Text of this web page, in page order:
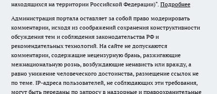
находящихся на территории Российской Федерации)". Подробнее
Администрация портала оставляет за собой право модерировать
комментарии, исходя из соображений сохранения конструктивности
обсуждения тем и соблюдения законодательства РФ и
рекомендательных технологий. На сайте не допускаются
комментарии, содержащие нецензурную брань, разжигающие
межнациональную рознь, возбуждающие ненависть или вражду, а
равно унижение человеческого достоинства, размещение ссылок не
по теме. IP-адреса пользователей, не соблюдающих эти требования,
могут быть переданы по запросу в надзорные и правоохранительные